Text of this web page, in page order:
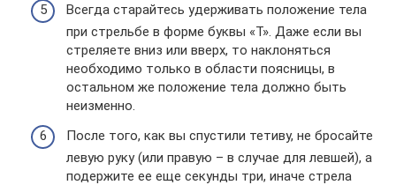
Всегда старайтесь удерживать положение тела
при стрельбе в форме буквы «Т». Даже если вы
стреляете вниз или вверх, то наклоняться
необходимо только в области поясницы, в
остальном же положение тела должно быть
неизменно.
После того, как вы спустили тетиву, не бросайте
левую руку (или правую – в случае для левшей), а
подержите ее еще секунды три, иначе стрела